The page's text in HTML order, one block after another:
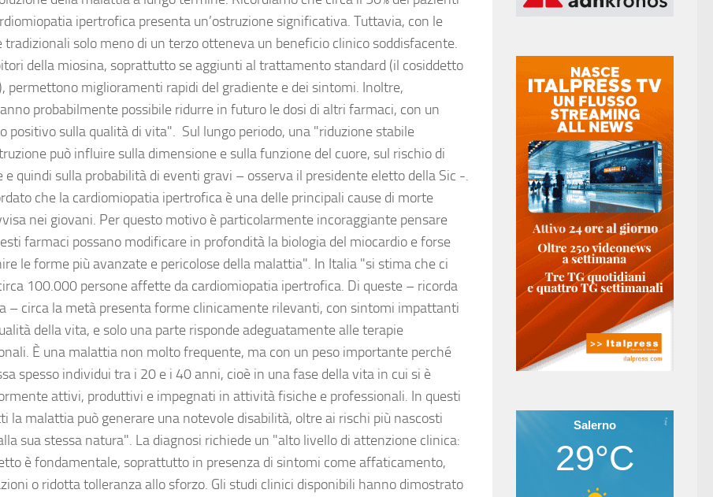
ipertrofica presenta un’ostruzione significativa. Tuttavia, con le
tradizionali solo meno di un terzo otteneva un beneficio clinico soddisfacente.
della miosina, soprattutto se aggiunti al trattamento standard (il cosiddetto
permettono miglioramenti rapidi del gradiente e dei sintomi. Inoltre,
probabilmente possibile ridurre in futuro le dosi di altri farmaci, con un
positivo sulla qualità di vita". Sul lungo periodo, una "riduzione stabile
può influire sulla dimensione e sulla funzione del cuore, sul rischio di
e quindi sulla probabilità di eventi gravi – osserva il presidente eletto della Sic -.
che la cardiomiopatia ipertrofica è una delle principali cause di morte
nei giovani. Per questo motivo è particolarmente incoraggiante pensare
farmaci possano modificare in profondità la biologia del miocardio e forse
le forme più avanzate e pericolose della malattia". In Italia "si stima che ci
100.000 persone affette da cardiomiopatia ipertrofica. Di queste – ricorda
– circa la metà presenta forme clinicamente rilevanti, con sintomi impattanti
della vita, e solo una parte risponde adeguatamente alle terapie
È una malattia non molto frequente, ma con un peso importante perché
spesso individui tra i 20 e i 40 anni, cioè in una fase della vita in cui si è
attivi, produttivi e impegnati in attività fisiche e professionali. In questi
la malattia può generare una notevole disabilità, oltre ai rischi più nascosti
sua stessa natura". La diagnosi richiede un "alto livello di attenzione clinica:
è fondamentale, soprattutto in presenza di sintomi come affaticamento,
o ridotta tolleranza allo sforzo. Gli studi clinici disponibili hanno dimostrato
Salerno
29°C